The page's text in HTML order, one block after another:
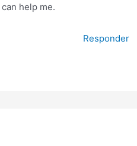
help me.
Responder